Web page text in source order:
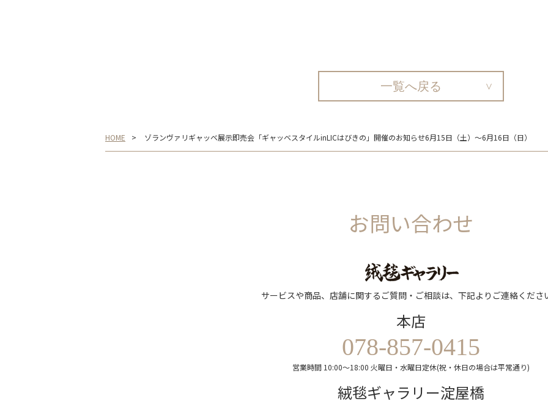
一覧へ戻る
HOME ゾランヴァリギャッベ展示即売会「ギャッベスタイルinLICはびきの」開催のお知らせ6月15日（土）～6月16日（日）
お問い合わせ
サービスや商品、店舗に関するご質問・ご相談は、下記よりご連絡くださ
本店
078-857-0415
営業時間 10:00～18:00 火曜日・水曜日定休(祝・休日の場合は平常通り)
絨毯ギャラリー淀屋橋